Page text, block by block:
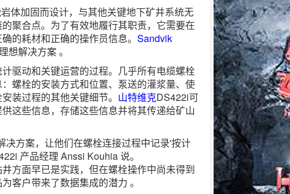
体加固而设计，与其他关键地下矿井系统无
聚合点。为了有效地履行其职责，它需要在
的耗材和正确的操作员信息。 Sandvik
想解决方案 。
驱动和关键运营的过程。几乎所有电缆螺栓
螺栓的安装方式和位置、泵送的灌浆量、使
装过程的其他关键细节。 山特维克DS422i可
这些信息，存储这些信息并将其传递给矿山
决方案，让他们在螺栓连接过程中记录'按计
产品经理 Anssi Kouhia 说。
方面早已是实践，但在螺栓操作中尚未得到
客户带来了数据集成的潜力 。